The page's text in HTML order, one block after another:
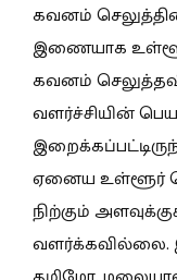
கவனம்
இணையாக
கவனம்
வளர்ச்சியின்
ஏனைய உள்ளூர்
நிற்கும்
வளர்க்கவில்லை.